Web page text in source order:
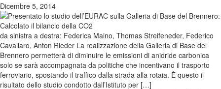
Dicembre 5, 2014
da sinistra a destra: Federica Maino, Thomas Streifeneder, Federico
Cavallaro, Anton Rieder La realizzazione della Galleria di Base del
Brennero permetterà di diminuire le emissioni di anidride carbonica
solo se sarà accompagnata da politiche che incentivano il trasporto
ferroviario, spostando il traffico dalla strada alla rotaia. È questo il
risultato dello studio condotto dall’Istituto per […]